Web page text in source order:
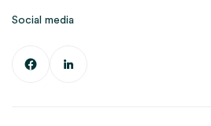
Social media